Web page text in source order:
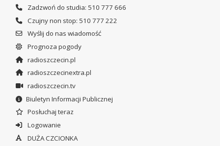
Zadzwoń do studia: 510 777 666
Czujny non stop: 510 777 222
Wyślij do nas wiadomość
Prognoza pogody
radioszczecin.pl
radioszczecinextra.pl
radioszczecin.tv
Biuletyn Informacji Publicznej
Posłuchaj teraz
Logowanie
DUŻA CZCIONKA